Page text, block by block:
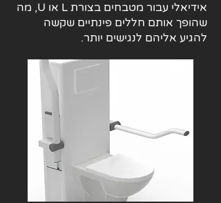
אידיאלי עבור מטבחים בצורת L או U, מה
שהופך אותם חללים פינתיים שקשה
להגיע אליהם לנגישים יותר.